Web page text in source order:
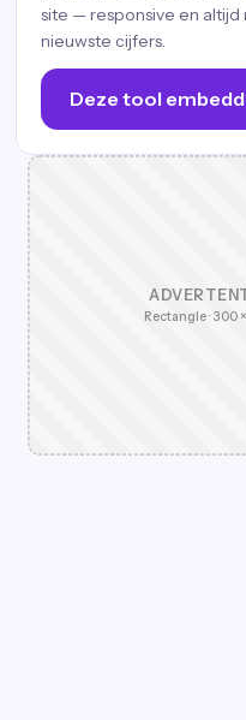
site — responsive en altijd
nieuwste cijfers.
Deze tool
Rectangle · 300